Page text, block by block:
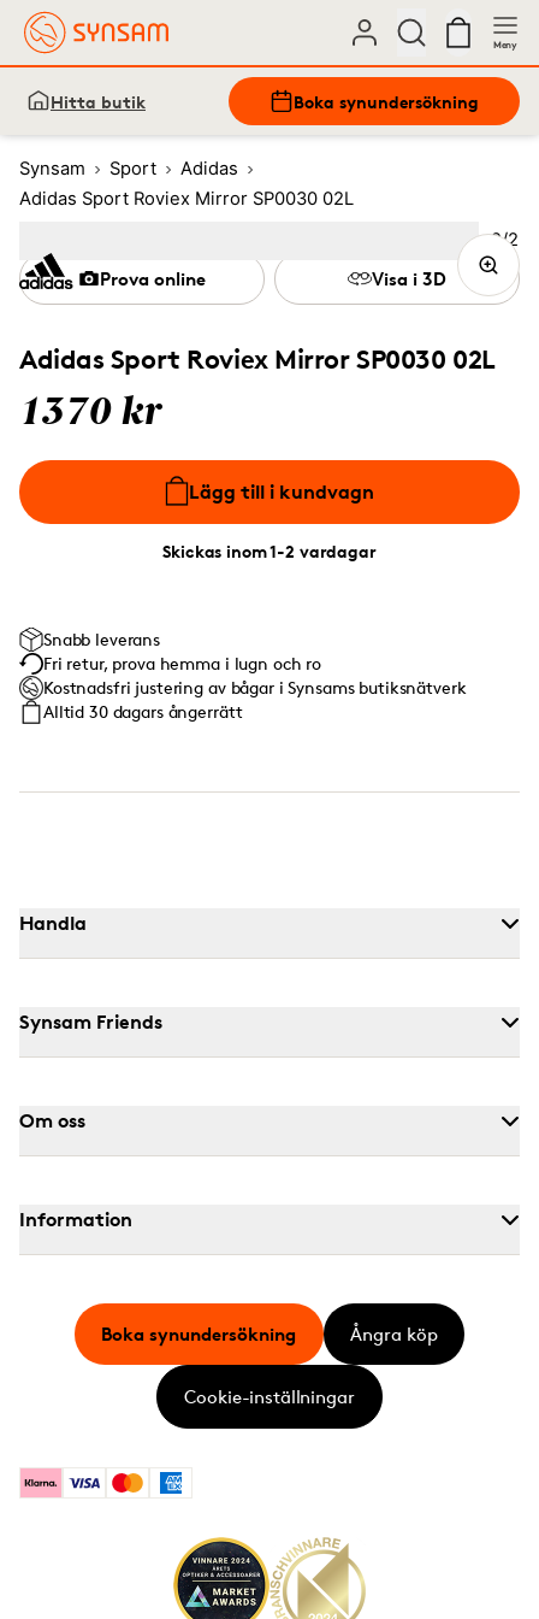
Meny
Hitta butik Boka synundersökning
Synsam Sport
Adidas
Adidas Sport Roviex Mirror SP0030 02L
Adidas Sport Roviex Mirror SP0030 02L
1370 kr
Lägg till i kundvagn
Skickas inom 1-2 vardagar
Prova online Visa i 3D
Snabb leverans
Fri retur, prova hemma i lugn och ro
Kostnadsfri justering av bågar i Synsams butiksnätverk
Alltid 30 dagars ångerrätt
Bild
2/2
(Current image)
Handla
Synsam Friends
Om oss
Information
KlarnaVisa MastercardAmerican Express
Boka synundersökning Ångra köp
Cookie-inställningar